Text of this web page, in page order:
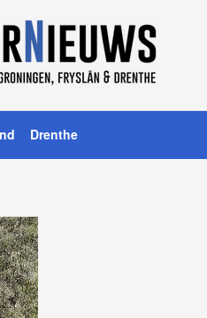
Drenthe